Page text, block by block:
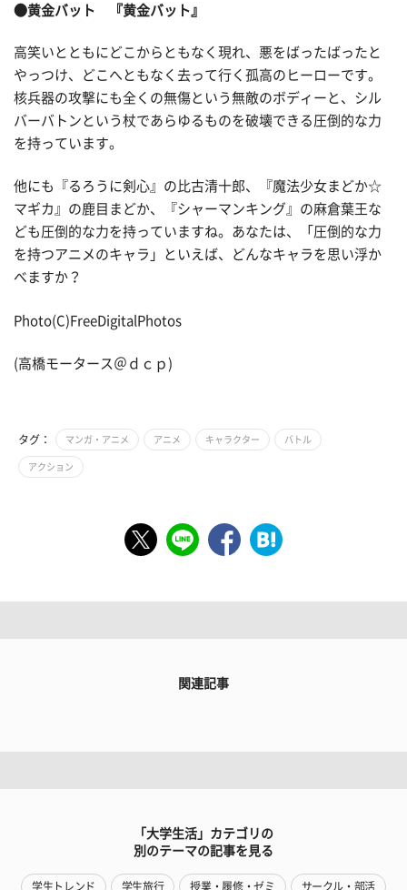
●黄金バット 『黄金バット』
高笑いとともにどこからともなく現れ、悪をばったばったと
やっつけ、どこへともなく去って行く孤高のヒーローです。
核兵器の攻撃にも全くの無傷という無敵のボディーと、シル
バーバトンという杖であらゆるものを破壊できる圧倒的な力
を持っています。
他にも『るろうに剣心』の比古清十郎、『魔法少女まどか☆
マギカ』の鹿目まどか、『シャーマンキング』の麻倉葉王な
ども圧倒的な力を持っていますね。あなたは、「圧倒的な力
を持つアニメのキャラ」といえば、どんなキャラを思い浮か
べますか？
Photo(C)FreeDigitalPhotos
(高橋モータース＠ｄｃｐ)
タグ： マンガ・アニメ アニメ キャラクター バトル
アクション
関連記事
「大学生活」カテゴリの
別のテーマの記事を見る
学生トレンド 学生旅行 授業・履修・ゼミ サークル・部活